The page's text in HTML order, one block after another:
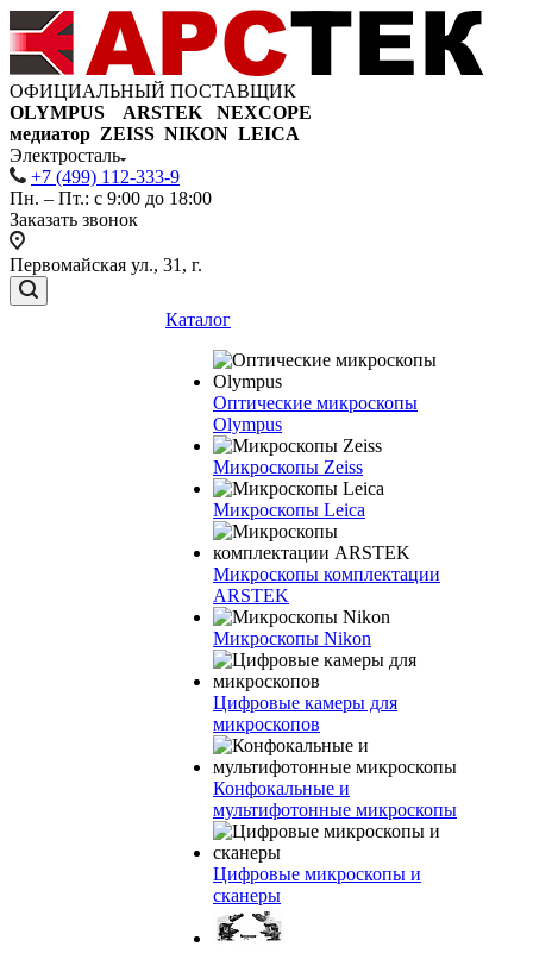
ОФИЦИАЛЬНЫЙ ПОСТАВЩИК
OLYMPUS ARSTEK NEXCOPE
медиатор ZEISS NIKON LEICA
Электросталь
+7 (499) 112-333-9
Пн. – Пт.: с 9:00 до 18:00
Заказать звонок
Первомайская ул., 31, г.
Каталог
Оптические микроскопы
Olympus
Микроскопы Zeiss
Микроскопы Leica
Микроскопы комплектации
ARSTEK
Микроскопы Nikon
Цифровые камеры для
микроскопов
Конфокальные и
мультифотонные микроскопы
Цифровые микроскопы и
сканеры